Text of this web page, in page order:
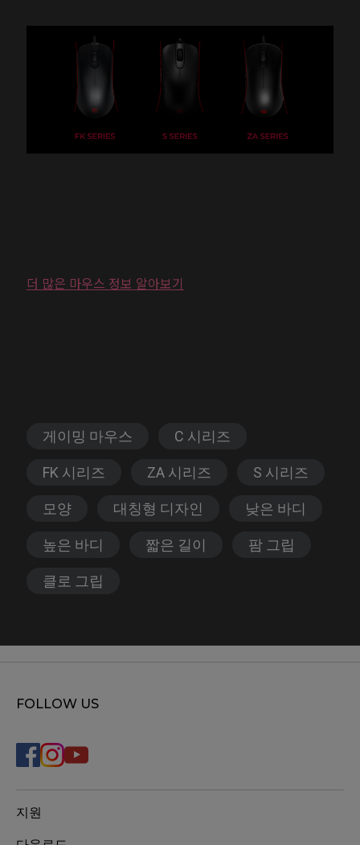
더 많은 마우스 정보 알아보기
게이밍 마우스 C 시리즈
FK 시리즈 ZA 시리즈 S 시리즈
모양 대칭형 디자인 낮은 바디
높은 바디 짧은 길이 팜 그립
클로 그립
FOLLOW US
지원